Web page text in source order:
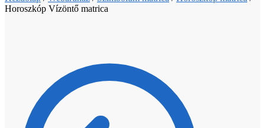
Horoszkóp Vízöntő matrica